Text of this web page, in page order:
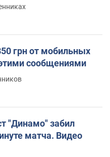
грн от мобильных
сообщениями
"Динамо" забил
матча. Видео